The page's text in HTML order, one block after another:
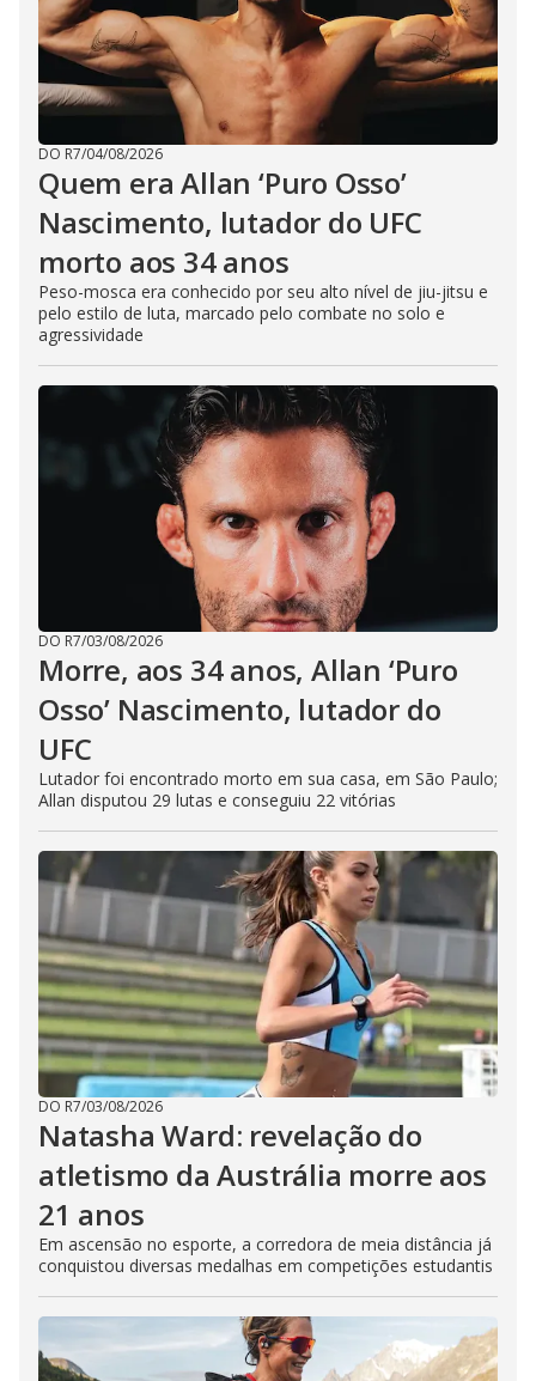
DO R7/04/08/2026
Quem era Allan ‘Puro Osso’
Nascimento, lutador do UFC
morto aos 34 anos
Peso-mosca era conhecido por seu alto nível de jiu-jitsu e
pelo estilo de luta, marcado pelo combate no solo e
agressividade
DO R7/03/08/2026
Morre, aos 34 anos, Allan ‘Puro
Osso’ Nascimento, lutador do
UFC
Lutador foi encontrado morto em sua casa, em São Paulo;
Allan disputou 29 lutas e conseguiu 22 vitórias
DO R7/03/08/2026
Natasha Ward: revelação do
atletismo da Austrália morre aos
21 anos
Em ascensão no esporte, a corredora de meia distância já
conquistou diversas medalhas em competições estudantis